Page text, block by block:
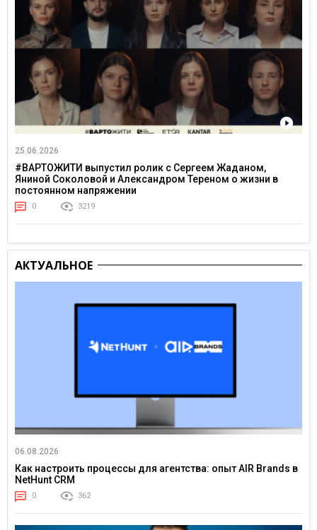
25.06.2026
#ВАРТОЖИТИ выпустил ролик с Сергеем Жаданом,
Яниной Соколовой и Александром Тереном о жизни в
постоянном напряжении
0 3219
АКТУАЛЬНОЕ
06.08.2026
Как настроить процессы для агентства: опыт AIR Brands в
NetHunt CRM
0 362